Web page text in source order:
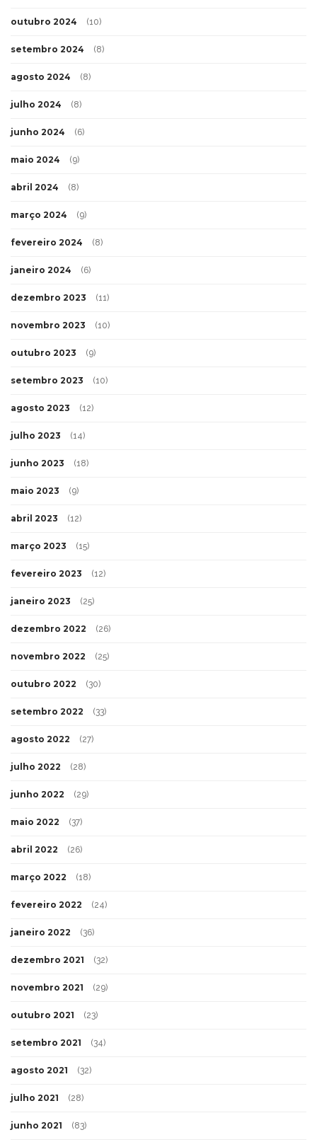
outubro 2024 (10)
setembro 2024 (8)
agosto 2024 (8)
julho 2024 (8)
junho 2024 (6)
maio 2024 (9)
abril 2024 (8)
março 2024 (9)
fevereiro 2024 (8)
janeiro 2024 (6)
dezembro 2023 (11)
novembro 2023 (10)
outubro 2023 (9)
setembro 2023 (10)
agosto 2023 (12)
julho 2023 (14)
junho 2023 (18)
maio 2023 (9)
abril 2023 (12)
março 2023 (15)
fevereiro 2023 (12)
janeiro 2023 (25)
dezembro 2022 (26)
novembro 2022 (25)
outubro 2022 (30)
setembro 2022 (33)
agosto 2022 (27)
julho 2022 (28)
junho 2022 (29)
maio 2022 (37)
abril 2022 (26)
março 2022 (18)
fevereiro 2022 (24)
janeiro 2022 (36)
dezembro 2021 (32)
novembro 2021 (29)
outubro 2021 (23)
setembro 2021 (34)
agosto 2021 (32)
julho 2021 (28)
junho 2021 (83)